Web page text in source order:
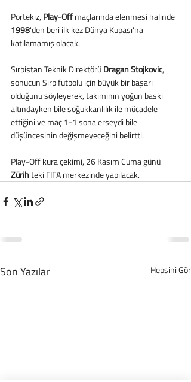
Portekiz, Play-Off maçlarında elenmesi halinde
1998'den beri ilk kez Dünya Kupası'na
katılamamış olacak.
Sırbistan Teknik Direktörü Dragan Stojkovic,
sonucun Sırp futbolu için büyük bir başarı
olduğunu söyleyerek, takımının yoğun baskı
altındayken bile soğukkanlılık ile mücadele
ettiğini ve maç 1-1 sona erseydi bile
düşüncesinin değişmeyeceğini belirtti.
Play-Off kura çekimi, 26 Kasım Cuma günü
Zürih'teki FIFA merkezinde yapılacak.
Son Yazılar Hepsini Gör